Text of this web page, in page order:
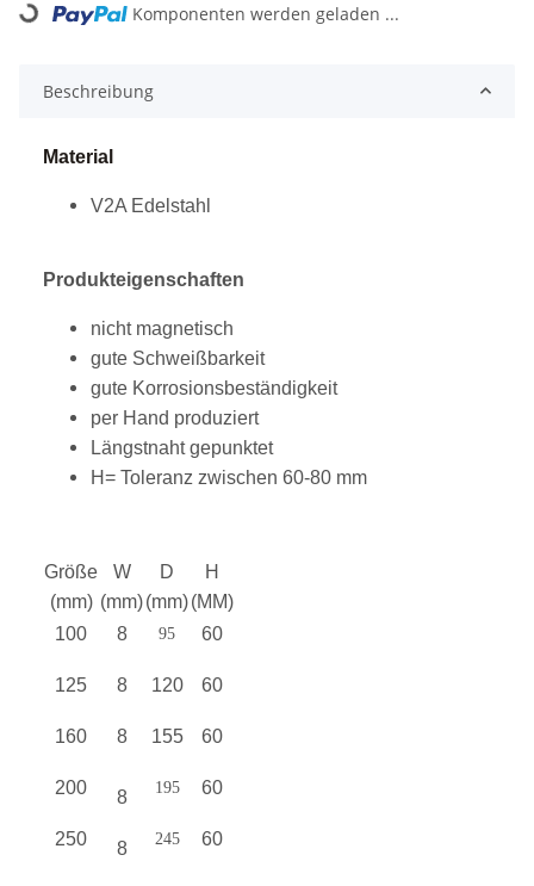
Loading... Komponenten werden geladen ...
Beschreibung
Material
V2A Edelstahl
Produkteigenschaften
nicht magnetisch
gute Schweißbarkeit
gute Korrosionsbeständigkeit
per Hand produziert
Längstnaht gepunktet
H= Toleranz zwischen 60-80 mm
Größe
(mm)
W
(mm)
D
(mm)
H
(MM)
100
8 95 60
125 8 120 60
160 8 155 60
200 8 195 60
250 8 245 60